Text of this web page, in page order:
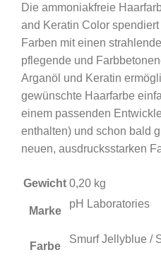
Die ammoniakfreie
and Keratin Color
Farben mit einen
pflegende und
Arganöl und Keratin
gewünschte Haarfarbe
einem passenden
enthalten) und schon bald
neuen, ausdrucksstarken
Gewicht 0,20 kg
Marke
pH Laboratories
Farbe
Smurf Jellyblue /